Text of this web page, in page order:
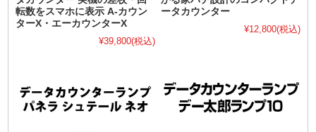
転数をスマホに表示 A-カウン
ターX・エーカウンターX
¥39,800(税込)
ータカウンター
¥12,800(税込)